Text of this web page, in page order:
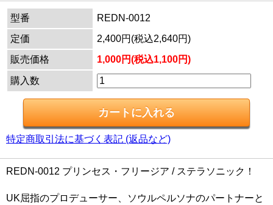
型番
REDN-0012
定価
2,400円(税込2,640円)
販売価格
1,000円(税込1,100円)
購入数
特定商取引法に基づく表記 (返品など)
REDN-0012 プリンセス・フリージア / ステラソニック！
UK屈指のプロデューサー、ソウルペルソナのパートナーと